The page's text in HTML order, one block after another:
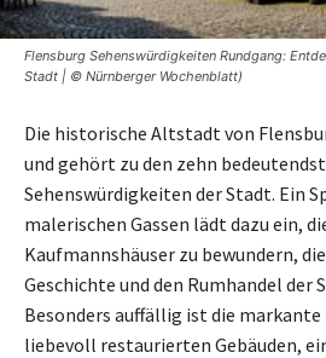
Flensburg Sehenswürdigkeiten Rundgang:
Stadt | © Nürnberger Wochenblatt)
Die historische Altstadt von
und gehört zu den zehn
Sehenswürdigkeiten der Stadt. Ein
malerischen Gassen lädt dazu ein,
Kaufmannshäuser zu bewundern,
Geschichte und den Rumhandel der
Besonders auffällig ist die markante
liebevoll restaurierten Gebäuden,